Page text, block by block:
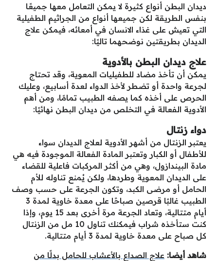
ديدان البطن أنواع كثيرة لا يمكن التعامل معها جميعًا
بنفس الطريقة لكن جميعها أنواع من الجراثيم الطفيلية
التي تعيش على غذاء الانسان في أمعائه، فيمكن علاج
الديدان بطريقتين نوضحهما تاليًا:
علاج ديدان البطن بالأدوية
يمكن أن تأخذ مضاد للطفيليات المعوية، وقد تحتاج
لجرعة واحدة أو تضطر لأخذ الدواء لعدة أسابيع، وعليك
الحرص على أخذه كما يصفه الطبيب تمامًا، ومن أهم
الأدوية الفعالة في التخلص من ديدان البطن نهائيًا:
دواء زنتال
يعتبر الزنتال من أشهر الأدوية لعلاج الديدان سواء
للأطفال أو الكبار وتعتبر المادة الفعالة الموجودة فيه هي
مادة البيندازول، وهي من أكثر المركبات فاعلية للقضاء
على الديدان المعوية وطردها، ولكن يُمنع تناوله للأم
الحامل أو مرضى الكبد، وتكون الجرعة على حسب وصف
الطبيب غالبًا قرصين صباحًا على معدة خاوية لمدة 3
أيام متتالية، وتعاد الجرعة مرة أخرى بعد 15 يوم، وإذا
كنت ستأخذه شراب فيمكنك تناول 10 مل من الزنتال
كل صباح على معدة خاوية لمدة 3 أيام متتالية.
شاهد أيضا: علاج الصداع بالأعشاب للحامل بدلًا من